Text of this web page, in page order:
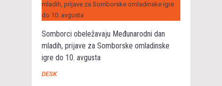
Somborci obeležavaju Međunarodni dan
mladih, prijave za Somborske omladinske
igre do 10. avgusta
DESK